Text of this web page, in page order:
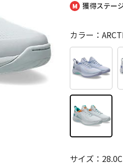
獲得ステー
カラー：
サイズ：